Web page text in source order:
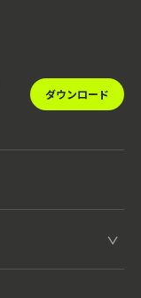
ダウンロード